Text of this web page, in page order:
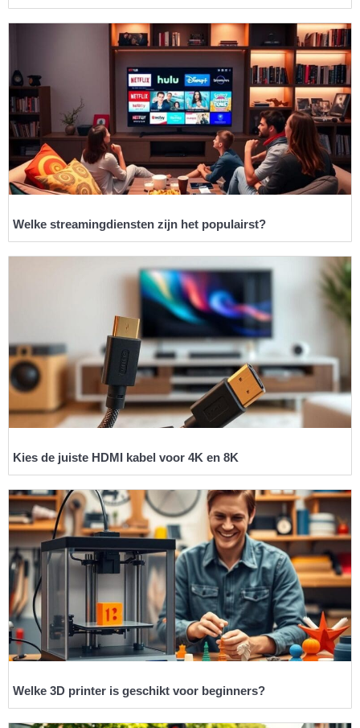
Welke streamingdiensten zijn het populairst?
Kies de juiste HDMI kabel voor 4K en 8K
Welke 3D printer is geschikt voor beginners?